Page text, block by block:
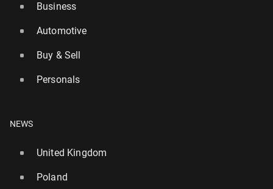
Business
Automotive
Buy & Sell
Personals
NEWS
United Kingdom
Poland